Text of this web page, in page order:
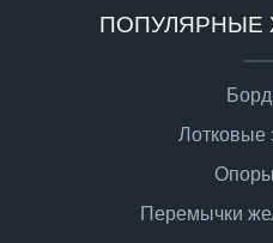
ПОПУЛЯРНЫЕ
Лотковые
Перемычки